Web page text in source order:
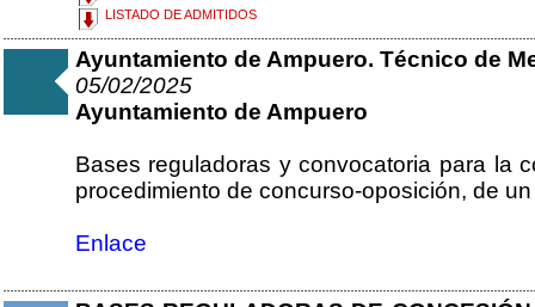
LISTADO DE ADMITIDOS
Ayuntamiento de Ampuero. Técnico de
05/02/2025
Ayuntamiento de Ampuero
Bases reguladoras y convocatoria para la
procedimiento de concurso-oposición, de
Enlace